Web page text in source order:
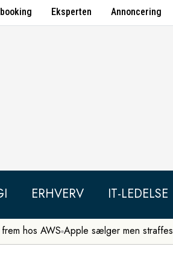
Eksperten Annoncering
ERHVERV IT-LEDELSE
hos AWS Apple sælger men straffes